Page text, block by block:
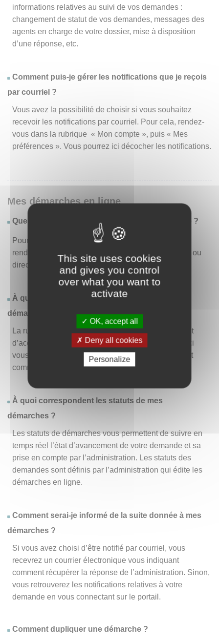
This site uses cookies
and gives you control
over what you want to
activate
OK, accept all
Deny all cookies
Personalize
informations relatives au suivi de vos demandes :
changement de statut de vos demandes, messages des
agents en charge de votre dossier, mise à disposition
d’une réponse, etc.
Comment puis-je gérer les notifications que je reçois
par courriel ?
Vous avez la possibilité de choisir si vous souhaitez
recevoir les notifications par courriel. Pour cela, rendez-
vous dans la rubrique « Mon compte », puis « Mes
préférences ». Vous pourrez ici décocher les notifications.
Mes démarches en ligne
Quelles sont les démarches disponibles en ligne ?
Pour consulter la liste des démarches disponibles,
rendez-vous dans le menu « Liste des démarches » ou
directement en page d’accueil.
À quoi correspond la rubrique « Effectuer une
démarche » ?
La rubrique « Effectuer une démarche » vous permet
d’accéder à la liste des démarches disponibles. D’ici
vous pouvez choisir la démarche vous intéressant et
commencer à la remplir en un clic.
À quoi correspondent les statuts de mes
démarches ?
Les statuts de démarches vous permettent de suivre en
temps réel l’état d’avancement de votre demande et sa
prise en compte par l’administration. Les statuts des
demandes sont définis par l’administration qui édite les
démarches en ligne.
Comment serai-je informé de la suite donnée à mes
démarches ?
Si vous avez choisi d’être notifié par courriel, vous
recevrez un courrier électronique vous indiquant
comment récupérer la réponse de l’administration. Sinon,
vous retrouverez les notifications relatives à votre
demande en vous connectant sur le portail.
Comment dupliquer une démarche ?